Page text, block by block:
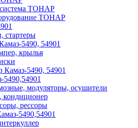
система ТОНАР
ТОНАР
стартеры
5490, 54901
крылья
Камаз-5490, 54901
модуляторы, осушители
кондиционер
рессоры
5490,54901